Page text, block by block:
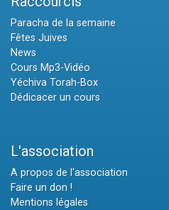
Paracha de la semaine
Fêtes Juives
News
Cours Mp3-Vidéo
Yéchiva Torah-Box
Dédicacer un cours
L'association
A propos de l'association
Faire un don !
Mentions légales